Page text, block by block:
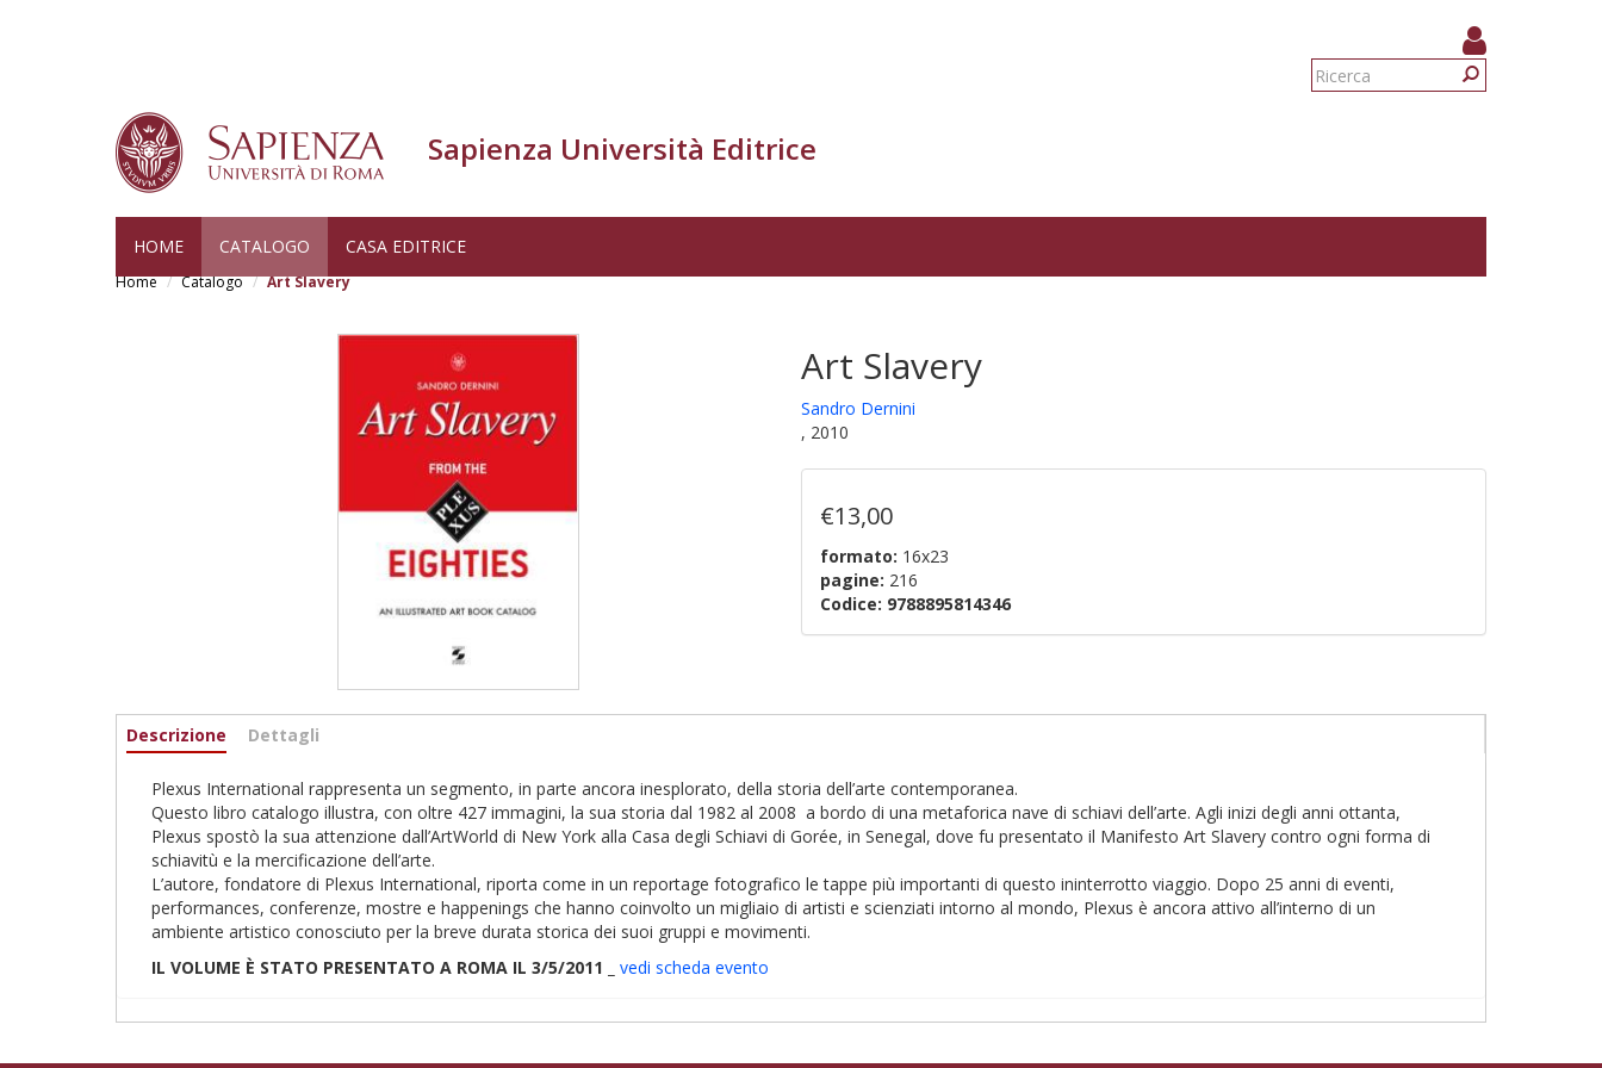
Form
Sapienza Università Editrice
HOME CATALOGO CASA EDITRICE
Home Catalogo Art Slavery
Art Slavery
Sandro Dernini
, 2010
€13,00
formato: 16x23
pagine: 216
Codice: 9788895814346
Informazioni
Descrizione (scheda
Dettagli
Plexus International rappresenta un segmento, in parte ancora inesplorato, della storia dell’arte contemporanea.
Questo libro catalogo illustra, con oltre 427 immagini, la sua storia dal 1982 al 2008 a bordo di una metaforica nave di schiavi dell’arte. Agli inizi degli anni ottanta,
Plexus spostò la sua attenzione dall’ArtWorld di New York alla Casa degli Schiavi di Gorée, in Senegal, dove fu presentato il Manifesto Art Slavery contro ogni forma di
schiavitù e la mercificazione dell’arte.
L’autore, fondatore di Plexus International, riporta come in un reportage fotografico le tappe più importanti di questo ininterrotto viaggio. Dopo 25 anni di eventi,
performances, conferenze, mostre e happenings che hanno coinvolto un migliaio di artisti e scienziati intorno al mondo, Plexus è ancora attivo all’interno di un
ambiente artistico conosciuto per la breve durata storica dei suoi gruppi e movimenti.
IL VOLUME È STATO PRESENTATO A ROMA IL 3/5/2011 _
vedi scheda evento